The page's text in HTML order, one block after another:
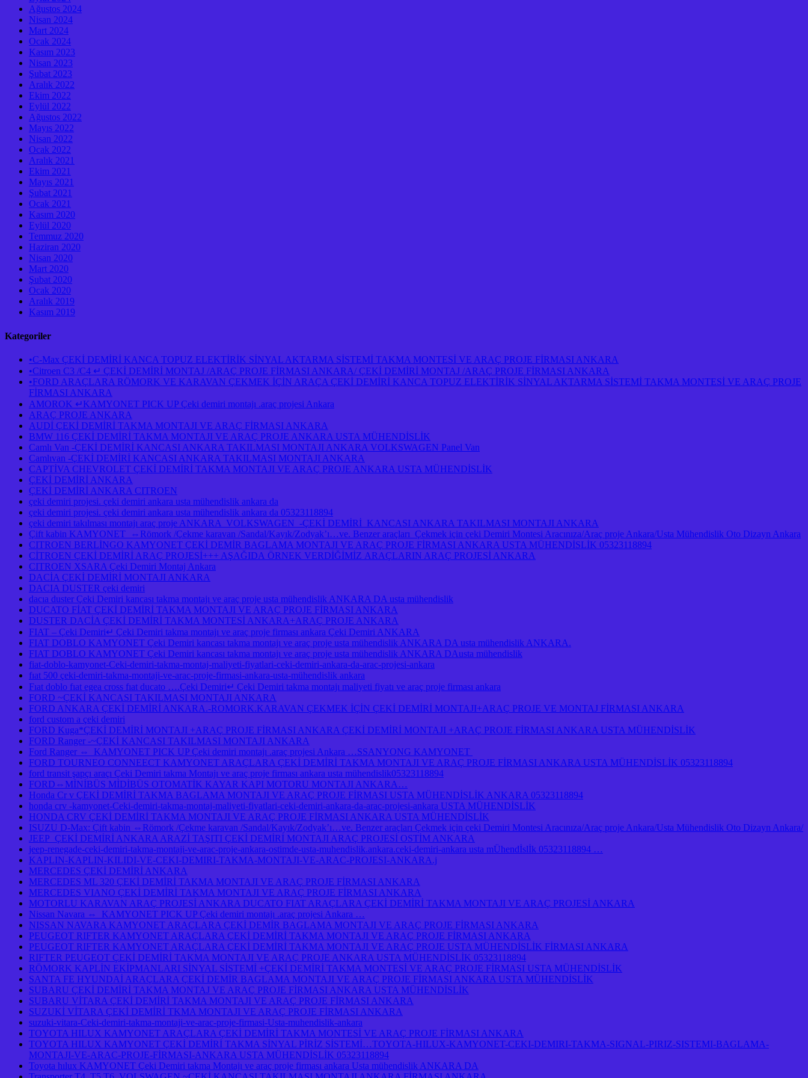
Ağustos 2024
Nisan 2024
Mart 2024
Ocak 2024
Kasım 2023
Nisan 2023
Şubat 2023
Aralık 2022
Ekim 2022
Eylül 2022
Ağustos 2022
Mayıs 2022
Nisan 2022
Ocak 2022
Aralık 2021
Ekim 2021
Mayıs 2021
Şubat 2021
Ocak 2021
Kasım 2020
Eylül 2020
Temmuz 2020
Haziran 2020
Nisan 2020
Mart 2020
Şubat 2020
Ocak 2020
Aralık 2019
Kasım 2019
Kategoriler
•C-Max ÇEKİ DEMİRİ KANCA TOPUZ ELEKTİRİK SİNYAL AKTARMA SİSTEMİ TAKMA MONTESİ VE ARAÇ PROJE FİRMASI ANKARA
•Citroen C3 /C4 ↵ ÇEKİ DEMİRİ MONTAJ /ARAÇ PROJE FİRMASI ANKARA/ ÇEKİ DEMİRİ MONTAJ /ARAÇ PROJE FİRMASI ANKARA
•FORD ARAÇLARA RÖMORK VE KARAVAN ÇEKMEK İÇİN ARAÇA ÇEKİ DEMİRİ KANCA TOPUZ ELEKTİRİK SİNYAL AKTARMA SİSTEMİ TAKMA MONTESİ VE ARAÇ PROJE
FİRMASI ANKARA
AMOROK ↵KAMYONET PICK UP Çeki demiri montajı .araç projesi Ankara
ARAÇ PROJE ANKARA
AUDİ ÇEKİ DEMİRİ TAKMA MONTAJI VE ARAÇ FİRMASI ANKARA
BMW 116 ÇEKİ DEMİRİ TAKMA MONTAJI VE ARAÇ PROJE ANKARA USTA MÜHENDİSLİK
Camlı Van -ÇEKİ DEMİRİ KANCASI ANKARA TAKILMASI MONTAJI ANKARA VOLKSWAGEN Panel Van
Camlıvan -ÇEKİ DEMİRİ KANCASI ANKARA TAKILMASI MONTAJI ANKARA
CAPTİVA CHEVROLET ÇEKİ DEMİRİ TAKMA MONTAJI VE ARAÇ PROJE ANKARA USTA MÜHENDİSLİK
ÇEKİ DEMİRİ ANKARA
ÇEKİ DEMİRİ ANKARA CITROEN
çeki demiri projesi. çeki demiri ankara usta mühendislik ankara da
çeki demiri projesi. çeki demiri ankara usta mühendislik ankara da 05323118894
çeki demiri takılması montajı araç proje ANKARA VOLKSWAGEN -ÇEKİ DEMİRİ KANCASI ANKARA TAKILMASI MONTAJI ANKARA
Çift kabin KAMYONET ⇔Römork /Çekme karavan /Sandal/Kayık/Zodyak’ı…ve. Benzer araçları Çekmek için çeki Demiri Montesi Aracınıza/Araç proje Ankara/Usta Mühendislik Oto Dizayn Ankara
CITROEN BERLİNGO KAMYONET ÇEKİ DEMİR BAGLAMA MONTAJI VE ARAÇ PROJE FİRMASI ANKARA USTA MÜHENDİSLİK 05323118894
CİTROEN ÇEKİ DEMİRİ ARAÇ PROJESİ+++ AŞAĞIDA ÖRNEK VERDİĞİMİZ ARAÇLARIN ARAÇ PROJESİ ANKARA
CITROEN XSARA Çeki Demiri Montaj Ankara
DACİA ÇEKİ DEMİRİ MONTAJI ANKARA
DACIA DUSTER çeki demiri
dacıa duster Çeki Demiri kancası takma montajı ve araç proje usta mühendislik ANKARA DA usta mühendislik
DUCATO FİAT ÇEKİ DEMİRİ TAKMA MONTAJI VE ARAÇ PROJE FİRMASI ANKARA
DUSTER DACİA ÇEKİ DEMİRİ TAKMA MONTESİ ANKARA+ARAÇ PROJE ANKARA
FIAT – Çeki Demiri↵ Çeki Demiri takma montajı ve araç proje firması ankara Çeki Demiri ANKARA
FIAT DOBLO KAMYONET Çeki Demiri kancası takma montajı ve araç proje usta mühendislik ANKARA DA usta mühendislik ANKARA.
FIAT DOBLO KAMYONET Çeki Demiri kancası takma montajı ve araç proje usta mühendislik ANKARA DAusta mühendislik
fiat-doblo-kamyonet-Ceki-demiri-takma-montaj-maliyeti-fiyatlari-ceki-demiri-ankara-da-arac-projesi-ankara
fıat 500 çeki-demiri-takma-montaji-ve-arac-proje-firmasi-ankara-usta-mühendislik ankara
Fıat doblo fıat egea cross fıat ducato ….Çeki Demiri↵ Çeki Demiri takma montajı maliyeti fiyatı ve araç proje firması ankara
FORD ~ÇEKİ KANCASI TAKILMASI MONTAJI ANKARA
FORD ANKARA ÇEKİ DEMİRİ ANKARA.-ROMORK.KARAVAN ÇEKMEK İÇİN ÇEKİ DEMİRİ MONTAJI+ARAÇ PROJE VE MONTAJ FİRMASI ANKARA
ford custom a çeki demiri
FORD Kuga*ÇEKİ DEMİRİ MONTAJI +ARAÇ PROJE FİRMASI ANKARA ÇEKİ DEMİRİ MONTAJI +ARAÇ PROJE FİRMASI ANKARA USTA MÜHENDİSLİK
FORD Ranger -~ÇEKİ KANCASI TAKILMASI MONTAJI ANKARA
Ford Ranger ⇔ KAMYONET PICK UP Çeki demiri montajı .araç projesi Ankara …SSANYONG KAMYONET
FORD TOURNEO CONNEECT KAMYONET ARAÇLARA ÇEKİ DEMİRİ TAKMA MONTAJI VE ARAÇ PROJE FİRMASI ANKARA USTA MÜHENDİSLİK 05323118894
ford transit şapçı araçı Çeki Demiri takma Montajı ve araç proje firması ankara usta mühendislik05323118894
FORD⇔MİNİBÜS MİDİBÜS OTOMATİK KAYAR KAPI MOTORU MONTAJI ANKARA…
Honda Cr v ÇEKİ DEMİRİ TAKMA BAGLAMA MONTAJI VE ARAÇ PROJE FİRMASI USTA MÜHENDİSLİK ANKARA 05323118894
honda crv -kamyonet-Ceki-demiri-takma-montaj-maliyeti-fiyatlari-ceki-demiri-ankara-da-arac-projesi-ankara USTA MÜHENDİSLİK
HONDA CRV ÇEKİ DEMİRİ TAKMA MONTAJI VE ARAÇ PROJE FİRMASI ANKARA USTA MÜHENDİSLİK
ISUZU D-Max: Çift kabin ⇔Römork /Çekme karavan /Sandal/Kayık/Zodyak’ı…ve. Benzer araçları Çekmek için çeki Demiri Montesi Aracınıza/Araç proje Ankara/Usta Mühendislik Oto Dizayn Ankara/
JEEP ÇEKİ DEMİRİ ANKARA ARAZİ TAŞITI ÇEKİ DEMİRİ MONTAJI ARAÇ PROJESİ OSTİM ANKARA
jeep-renegade-ceki-demiri-takma-montaji-ve-arac-proje-ankara-ostimde-usta-muhendislik.ankara.ceki-demiri-ankara usta mÜhendİslİk 05323118894 …
KAPLIN-KAPLIN-KILIDI-VE-CEKI-DEMIRI-TAKMA-MONTAJI-VE-ARAC-PROJESI-ANKARA.j
MERCEDES ÇEKİ DEMİRİ ANKARA
MERCEDES ML 320 ÇEKİ DEMİRİ TAKMA MONTAJI VE ARAÇ PROJE FİRMASI ANKARA
MERCEDES VIANO ÇEKİ DEMİRİ TAKMA MONTAJI VE ARAÇ PROJE FİRMASI ANKARA
MOTORLU KARAVAN ARAÇ PROJESİ ANKARA DUCATO FIAT ARAÇLARA ÇEKİ DEMİRİ TAKMA MONTAJI VE ARAÇ PROJESİ ANKARA
Nissan Navara ⇔ KAMYONET PICK UP Çeki demiri montajı .araç projesi Ankara …
NISSAN NAVARA KAMYONET ARAÇLARA ÇEKİ DEMİR BAGLAMA MONTAJI VE ARAÇ PROJE FİRMASI ANKARA
PEUGEOT RIFTER KAMYONET ARAÇLARA ÇEKİ DEMİRİ TAKMA MONTAJI VE ARAÇ PROJE FİRMASI ANKARA
PEUGEOT RIFTER KAMYONET ARAÇLARA ÇEKİ DEMİRİ TAKMA MONTAJI VE ARAÇ PROJE USTA MÜHENDİSLİK FİRMASI ANKARA
RIFTER PEUGEOT ÇEKİ DEMİRİ TAKMA MONTAJI VE ARAÇ PROJE ANKARA USTA MÜHENDİSLİK 05323118894
RÖMORK KAPLİN EKİPMANLARI SİNYAL SİSTEMİ +ÇEKİ DEMİRİ TAKMA MONTESİ VE ARAÇ PROJE FİRMASI USTA MÜHENDİSLİK
SANTA FE HYUNDAİ ARAÇLARA ÇEKİ DEMİR BAGLAMA MONTAJI VE ARAÇ PROJE FİRMASI ANKARA USTA MÜHENDİSLİK
SUBARU ÇEKİ DEMİRİ TAKMA MONTAJ VE ARAÇ PROJE FİRMASI ANKARA USTA MÜHENDİSLİK
SUBARU VİTARA ÇEKİ DEMİRİ TAKMA MONTAJI VE ARAÇ PROJE FİRMASI ANKARA
SUZUKİ VİTARA ÇEKİ DEMİRİ TKMA MONTAJI VE ARAÇ PROJE FİRMASI ANKARA
suzuki-vitara-Ceki-demiri-takma-montaji-ve-arac-proje-firmasi-Usta-muhendislik-ankara
TOYOTA HILUX KAMYONET ARAÇLARA ÇEKİ DEMİRİ TAKMA MONTESİ VE ARAÇ PROJE FİRMASI ANKARA
TOYOTA HILUX KAMYONET ÇEKİ DEMİRİ TAKMA SİNYAL PİRİZ SİSTEMİ…TOYOTA-HILUX-KAMYONET-CEKI-DEMIRI-TAKMA-SIGNAL-PIRIZ-SISTEMI-BAGLAMA-
MONTAJI-VE-ARAC-PROJE-FİRMASI-ANKARA USTA MÜHENDİSLİK 05323118894
Toyota hılux KAMYONET Çeki Demiri takma Montajı ve araç proje firması ankara Usta mühendislik ANKARA DA